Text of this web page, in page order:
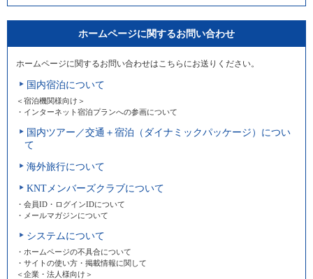
ホームページに関するお問い合わせ
ホームページに関するお問い合わせはこちらにお送りください。
国内宿泊について
＜宿泊機関様向け＞
・インターネット宿泊プランへの参画について
国内ツアー／交通＋宿泊（ダイナミックパッケージ）につい
て
海外旅行について
KNTメンバーズクラブについて
・会員ID・ログインIDについて
・メールマガジンについて
システムについて
・ホームページの不具合について
・サイトの使い方・掲載情報に関して
＜企業・法人様向け＞